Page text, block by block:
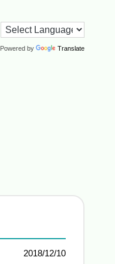
Powered by Translate
2018/12/10